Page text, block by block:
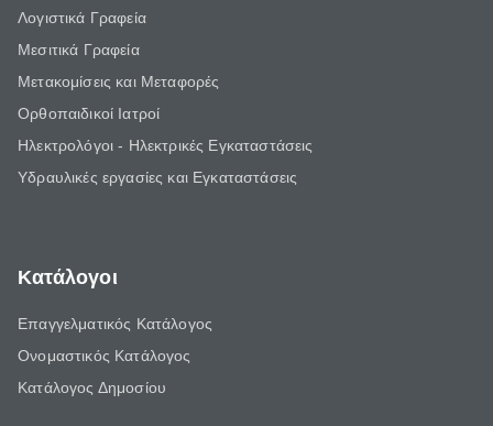
Λογιστικά Γραφεία
Μεσιτικά Γραφεία
Μετακομίσεις και Μεταφορές
Ορθοπαιδικοί Ιατροί
Ηλεκτρολόγοι - Ηλεκτρικές Εγκαταστάσεις
Υδραυλικές εργασίες και Εγκαταστάσεις
Κατάλογοι
Επαγγελματικός Κατάλογος
Ονομαστικός Κατάλογος
Κατάλογος Δημοσίου